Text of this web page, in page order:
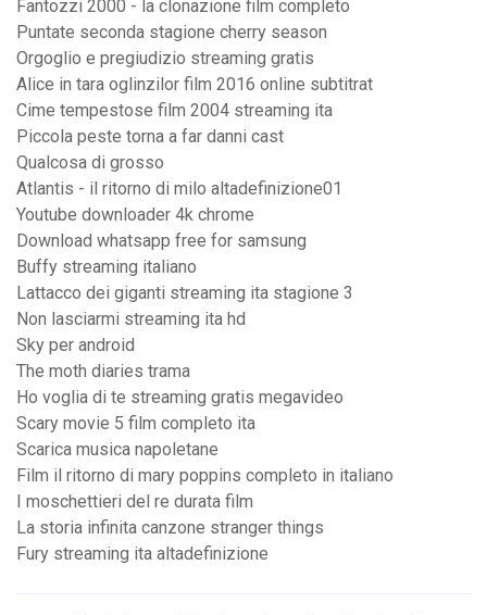
Fantozzi 2000 - la clonazione film completo
Puntate seconda stagione cherry season
Orgoglio e pregiudizio streaming gratis
Alice in tara oglinzilor film 2016 online subtitrat
Cime tempestose film 2004 streaming ita
Piccola peste torna a far danni cast
Qualcosa di grosso
Atlantis - il ritorno di milo altadefinizione01
Youtube downloader 4k chrome
Download whatsapp free for samsung
Buffy streaming italiano
Lattacco dei giganti streaming ita stagione 3
Non lasciarmi streaming ita hd
Sky per android
The moth diaries trama
Ho voglia di te streaming gratis megavideo
Scary movie 5 film completo ita
Scarica musica napoletane
Film il ritorno di mary poppins completo in italiano
I moschettieri del re durata film
La storia infinita canzone stranger things
Fury streaming ita altadefinizione